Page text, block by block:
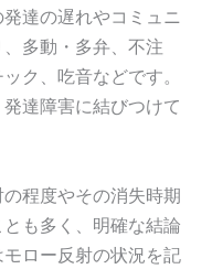
達の遅れやコミュニ
多動・多弁、不注
ク、吃音などです。
達障害に結びつけて
程度やその消失時期
も多く、明確な結論
ロー反射の状況を記